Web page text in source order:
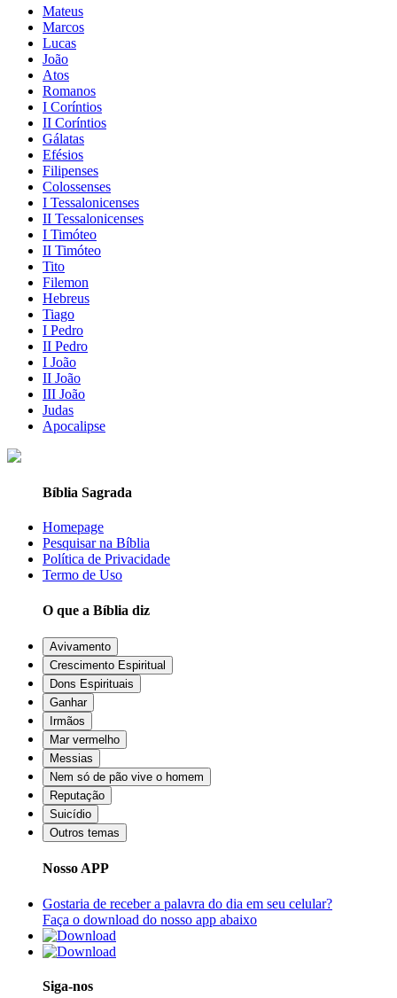
Mateus
Marcos
Lucas
João
Atos
Romanos
I Coríntios
II Coríntios
Gálatas
Efésios
Filipenses
Colossenses
I Tessalonicenses
II Tessalonicenses
I Timóteo
II Timóteo
Tito
Filemon
Hebreus
Tiago
I Pedro
II Pedro
I João
II João
III João
Judas
Apocalipse
Bíblia Sagrada
Homepage
Pesquisar na Bíblia
Política de Privacidade
Termo de Uso
O que a Bíblia diz
Avivamento
Crescimento Espiritual
Dons Espirituais
Ganhar
Irmãos
Mar vermelho
Messias
Nem só de pão vive o homem
Reputação
Suicídio
Outros temas
Nosso APP
Gostaria de receber a palavra do dia em seu celular?
Faça o download do nosso app abaixo
Siga-nos